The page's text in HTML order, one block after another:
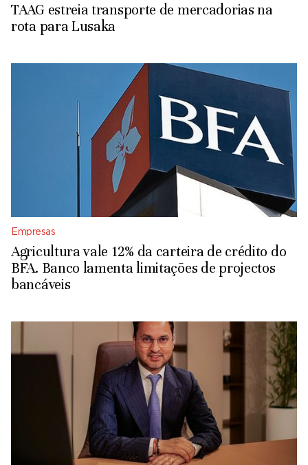
TAAG estreia transporte de mercadorias na
rota para Lusaka
Empresas
Agricultura vale 12% da carteira de crédito do
BFA. Banco lamenta limitações de projectos
bancáveis